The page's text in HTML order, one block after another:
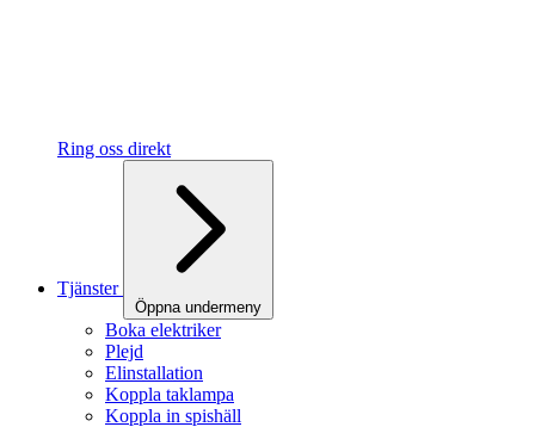
Ring oss direkt
Tjänster
Öppna undermeny
Boka elektriker
Plejd
Elinstallation
Koppla taklampa
Koppla in spishäll